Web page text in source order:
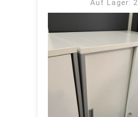
Auf Lager: 2